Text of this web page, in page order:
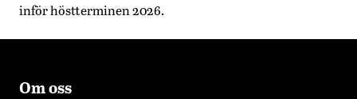
inför höstterminen 2026.
Om oss